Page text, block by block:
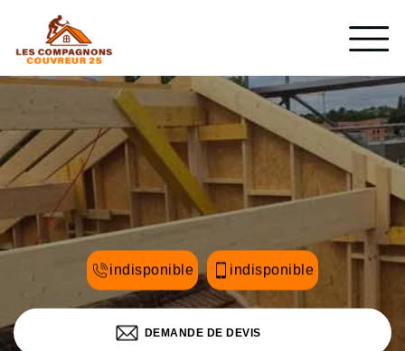
indisponible indisponible
DEMANDE DE DEVIS